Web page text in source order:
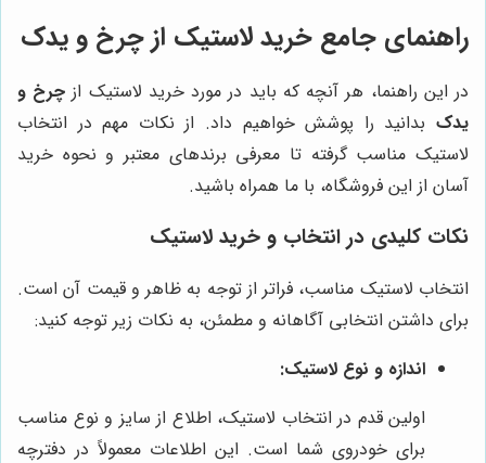
راهنمای جامع خرید لاستیک ازچرخ و یدک
در این راهنما، هر آنچه که باید در مورد خرید لاستیک از چرخ و
یدک بدانید را پوشش خواهیم داد. از نکات مهم در انتخاب
لاستیک مناسب گرفته تا معرفی برندهای معتبر و نحوه خرید
آسان از این فروشگاه، با ما همراه باشید.
نکات کلیدی در انتخاب و خرید لاستیک
انتخاب لاستیک مناسب، فراتر از توجه به ظاهر و قیمت آن است.
برای داشتن انتخابی آگاهانه و مطمئن، به نکات زیر توجه کنید:
اندازه و نوع لاستیک:
اولین قدم در انتخاب لاستیک، اطلاع از سایز و نوع مناسب
برای خودروی شما است. این اطلاعات معمولاً در دفترچه